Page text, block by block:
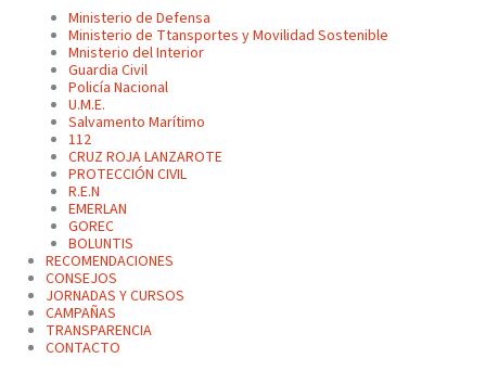
Ministerio de Defensa
Ministerio de Ttansportes y Movilidad Sostenible
Mnisterio del Interior
Guardia Civil
Policía Nacional
U.M.E.
Salvamento Marítimo
112
CRUZ ROJA LANZAROTE
PROTECCIÓN CIVIL
R.E.N
EMERLAN
GOREC
BOLUNTIS
RECOMENDACIONES
CONSEJOS
JORNADAS Y CURSOS
CAMPAÑAS
TRANSPARENCIA
CONTACTO